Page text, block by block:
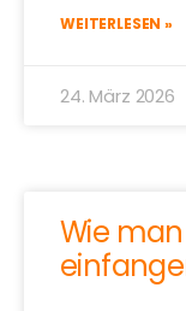
WEITERLESEN »
24. März 2026
Wie